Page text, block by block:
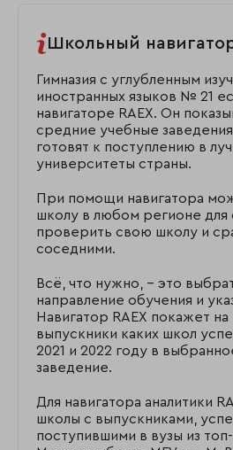
Школьный
Гимназия с углубленным
иностранных языков № 21
навигаторе RAEX. Он
средние учебные
готовят к поступлению в
университеты страны.
При помощи навигатора
школу в любом регионе для
проверить свою школу и
соседними.
Всё, что нужно, – это
направление обучения и
Навигатор RAEX покажет на
выпускники каких школ
2021 и 2022 году в
заведение.
Для навигатора аналитики
школы с выпускниками,
поступившими в вузы из